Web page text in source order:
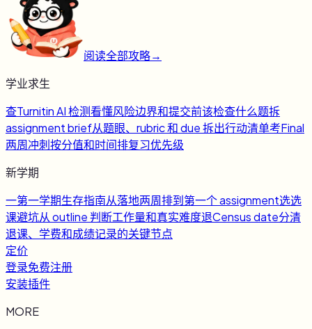
阅读全部攻略→
学业求生
查Turnitin AI 检测看懂风险边界和提交前该检查什么题拆
assignment brief从题眼、rubric 和 due 拆出行动清单考Final
两周冲刺按分值和时间排复习优先级
新学期
一第一学期生存指南从落地两周排到第一个 assignment选选
课避坑从 outline 判断工作量和真实难度退Census date分清
退课、学费和成绩记录的关键节点
定价
登录免费注册
安装插件
MORE